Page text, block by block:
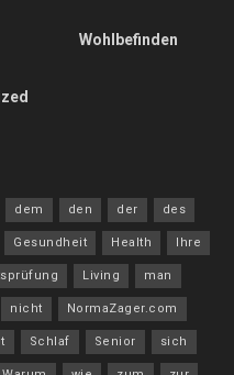
Wohlbefinden
dem den der des
Gesundheit Health Ihre
Living man
nicht NormaZager.com
Schlaf Senior sich